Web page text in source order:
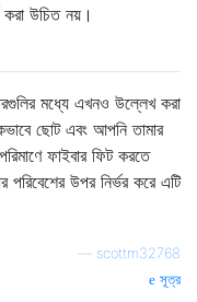
উচিত নয়।
মধ্যে এখনও উল্লেখ করা
ছোট এবং আপনি তামার
ফাইবার ফিট করতে
উপর নির্ভর করে এটি
scottm32768
সূত্র